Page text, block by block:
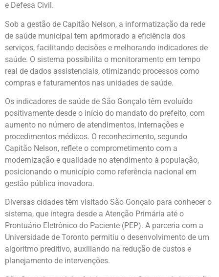
e Defesa Civil.
Sob a gestão de Capitão Nelson, a informatização da rede
de saúde municipal tem aprimorado a eficiência dos
serviços, facilitando decisões e melhorando indicadores de
saúde. O sistema possibilita o monitoramento em tempo
real de dados assistenciais, otimizando processos como
compras e faturamentos nas unidades de saúde.
Os indicadores de saúde de São Gonçalo têm evoluído
positivamente desde o início do mandato do prefeito, com
aumento no número de atendimentos, internações e
procedimentos médicos. O reconhecimento, segundo
Capitão Nelson, reflete o comprometimento com a
modernização e qualidade no atendimento à população,
posicionando o município como referência nacional em
gestão pública inovadora.
Diversas cidades têm visitado São Gonçalo para conhecer o
sistema, que integra desde a Atenção Primária até o
Prontuário Eletrônico do Paciente (PEP). A parceria com a
Universidade de Toronto permitiu o desenvolvimento de um
algoritmo preditivo, auxiliando na redução de custos e
planejamento de intervenções.